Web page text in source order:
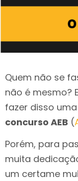
Quem não se
não é mesmo?
fazer disso
concurso AEB (
Porém, para
muita
um certame